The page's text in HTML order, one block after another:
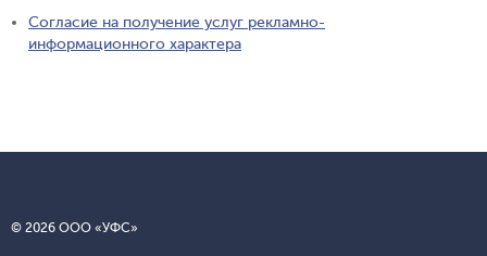
Согласие на получение услуг рекламно-
информационного характера
© 2026 ООО «УФС»